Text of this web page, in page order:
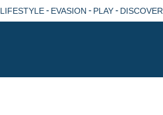
LIFESTYLE- EVASION - PLAY- DISCOVER